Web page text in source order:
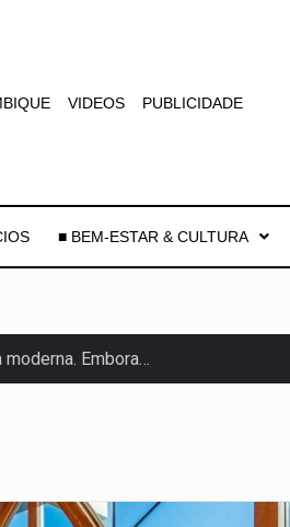
VIDEOS PUBLICIDADE
■ BEM-ESTAR & CULTURA
Embora…